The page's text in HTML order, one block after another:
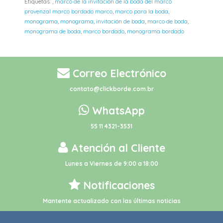
provenzal marco bordado marco, marco para la boda,
monograma, monograma, invitación de boda, marco de boda,
monograma de boda, marco bordado, monograma bordado
Correo Electrónico
contato@clickborde.com.br
WhatsApp
55 11 4321-3531
Atención al Cliente
Lunes a Viernes de 9:00 a 18:00
Notificaciones
Mantente actualizado con las últimas noticias